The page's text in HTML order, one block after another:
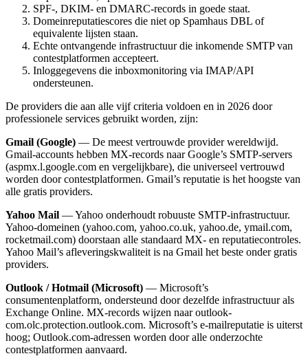
SPF-, DKIM- en DMARC-records in goede staat.
Domeinreputatiescores die niet op Spamhaus DBL of
equivalente lijsten staan.
Echte ontvangende infrastructuur die inkomende SMTP van
contestplatformen accepteert.
Inloggegevens die inboxmonitoring via IMAP/API
ondersteunen.
De providers die aan alle vijf criteria voldoen en in 2026 door
professionele services gebruikt worden, zijn:
Gmail (Google) — De meest vertrouwde provider wereldwijd.
Gmail-accounts hebben MX-records naar Google’s SMTP-servers
(aspmx.l.google.com en vergelijkbare), die universeel vertrouwd
worden door contestplatformen. Gmail’s reputatie is het hoogste van
alle gratis providers.
Yahoo Mail — Yahoo onderhoudt robuuste SMTP-infrastructuur.
Yahoo-domeinen (yahoo.com, yahoo.co.uk, yahoo.de, ymail.com,
rocketmail.com) doorstaan alle standaard MX- en reputatiecontroles.
Yahoo Mail’s afleveringskwaliteit is na Gmail het beste onder gratis
providers.
Outlook / Hotmail (Microsoft) — Microsoft’s
consumentenplatform, ondersteund door dezelfde infrastructuur als
Exchange Online. MX-records wijzen naar outlook-
com.olc.protection.outlook.com. Microsoft’s e-mailreputatie is uiterst
hoog; Outlook.com-adressen worden door alle onderzochte
contestplatformen aanvaard.